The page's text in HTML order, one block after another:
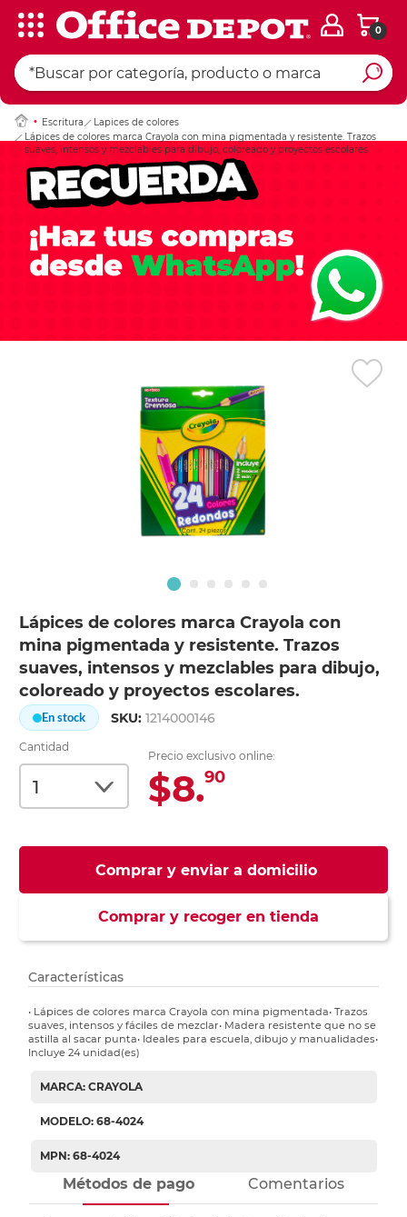
0
Escritura
Lapices de colores
Lápices de colores marca Crayola con mina pigmentada y resistente. Trazos
suaves, intensos y mezclables para dibujo, coloreado y proyectos escolares.
Lápices de colores marca Crayola con
mina pigmentada y resistente. Trazos
suaves, intensos y mezclables para dibujo,
coloreado y proyectos escolares.
En stock SKU:1214000146
Cantidad
Precio exclusivo online:
$8.90
Comprar y enviar a domicilio
Comprar y recoger en tienda
Ingresar Codigo
Características
• Lápices de colores marca Crayola con mina pigmentada• Trazos
suaves, intensos y fáciles de mezclar• Madera resistente que no se
astilla al sacar punta• Ideales para escuela, dibujo y manualidades•
Incluye 24 unidad(es)
MARCA: CRAYOLA
MODELO: 68-4024
MPN: 68-4024
Métodos de pago Comentarios